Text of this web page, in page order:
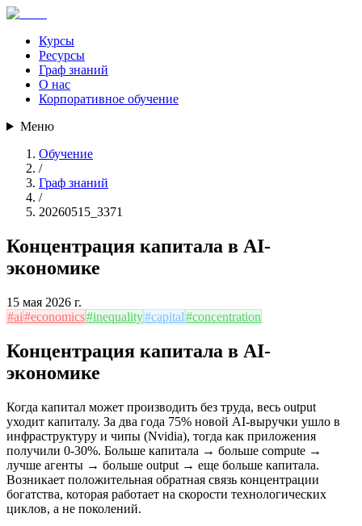
Курсы
Ресурсы
Граф знаний
О нас
Корпоративное обучение
Меню
Обучение
/
Граф знаний
/
20260515_3371
Концентрация капитала в AI-
экономике
15 мая 2026 г.
#ai#economics#inequality#capital#concentration
Концентрация капитала в AI-
экономике
Когда капитал может производить без труда, весь output
уходит капиталу. За два года 75% новой AI-выручки ушло в
инфраструктуру и чипы (Nvidia), тогда как приложения
получили 0-30%. Больше капитала → больше compute →
лучше агенты → больше output → еще больше капитала.
Возникает положительная обратная связь концентрации
богатства, которая работает на скорости технологических
циклов, а не поколений.